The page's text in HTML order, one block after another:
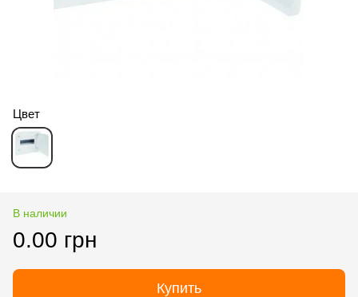
Цвет
В наличии
0.00 грн
Купить